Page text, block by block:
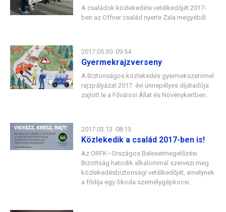
A családok közlekedési vetélkedőjét 2017-
ben az Offner család nyerte Zala megyéből.
2017.05.30. 09:54
Gyermekrajzverseny
A Biztonságos közlekedés gyermekszemmel
rajzpályázat 2017. évi ünnepélyes díjátadója
zajlott le a Fővárosi Állat és Növénykertben.
2017.03.13. 08:15
Közlekedik a család 2017-ben is!
Az ORFK–Országos Balesetmegelőzési
Bizottság hatodik alkalommal szervezi meg
közlekedésbiztonsági vetélkedőjét, amelynek
a fődíja egy Skoda személygépkocsi.